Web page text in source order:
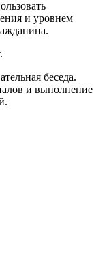
и уровнем
беседа.
и выполнение